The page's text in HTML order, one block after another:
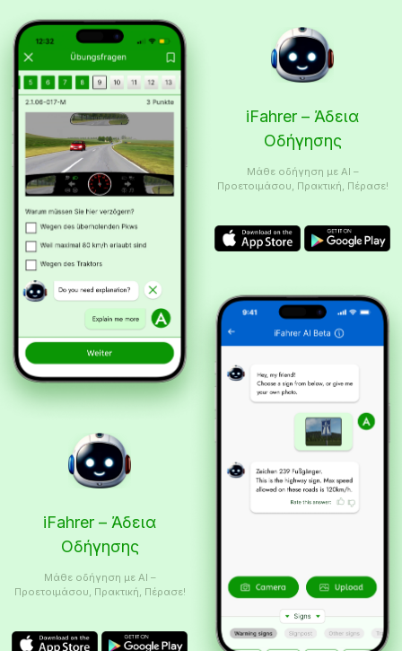
iFahrer – Άδεια
Οδήγησης
Μάθε οδήγηση με AI –
Προετοιμάσου, Πρακτική, Πέρασε!
iFahrer – Άδεια
Οδήγησης
Μάθε οδήγηση με AI –
Προετοιμάσου, Πρακτική, Πέρασε!